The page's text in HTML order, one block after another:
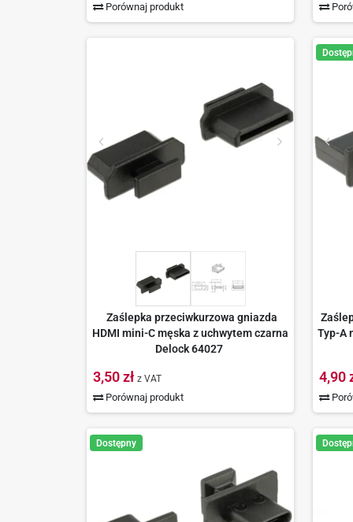
Porównaj produkt
Zaślepka przeciwkurzowa gniazda
HDMI mini-C męska z uchwytem czarna
Delock 64027
3,50 zł z VAT
Porównaj produkt
Typ-A
4,90
Dostępny